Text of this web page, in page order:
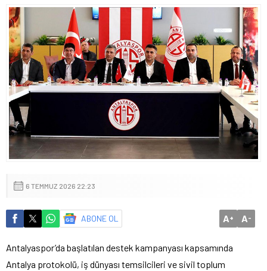
6 TEMMUZ 2026 22:23
ABONE OL A+ A-
Antalyaspor’da başlatılan destek kampanyası kapsamında
Antalya protokolü, iş dünyası temsilcileri ve sivil toplum